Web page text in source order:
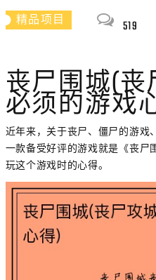
精品项目 519
丧尸围城(
必须的游戏
近年来，关于丧尸、僵尸的游戏
一款备受好评的游戏就是《丧尸
玩这个游戏时的心得。